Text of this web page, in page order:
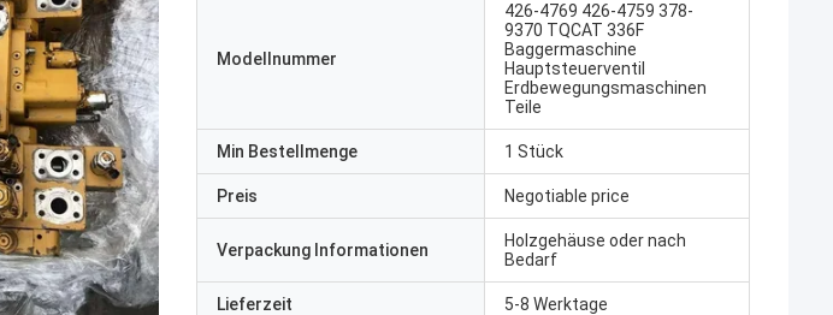
Modellnummer
426-4769 426-4759 378-
9370 TQCAT 336F
Baggermaschine
Hauptsteuerventil
Erdbewegungsmaschinen
Teile
Min Bestellmenge 1 Stück
Preis Negotiable price
Verpackung Informationen
Holzgehäuse oder nach
Bedarf
Lieferzeit 5-8 Werktage